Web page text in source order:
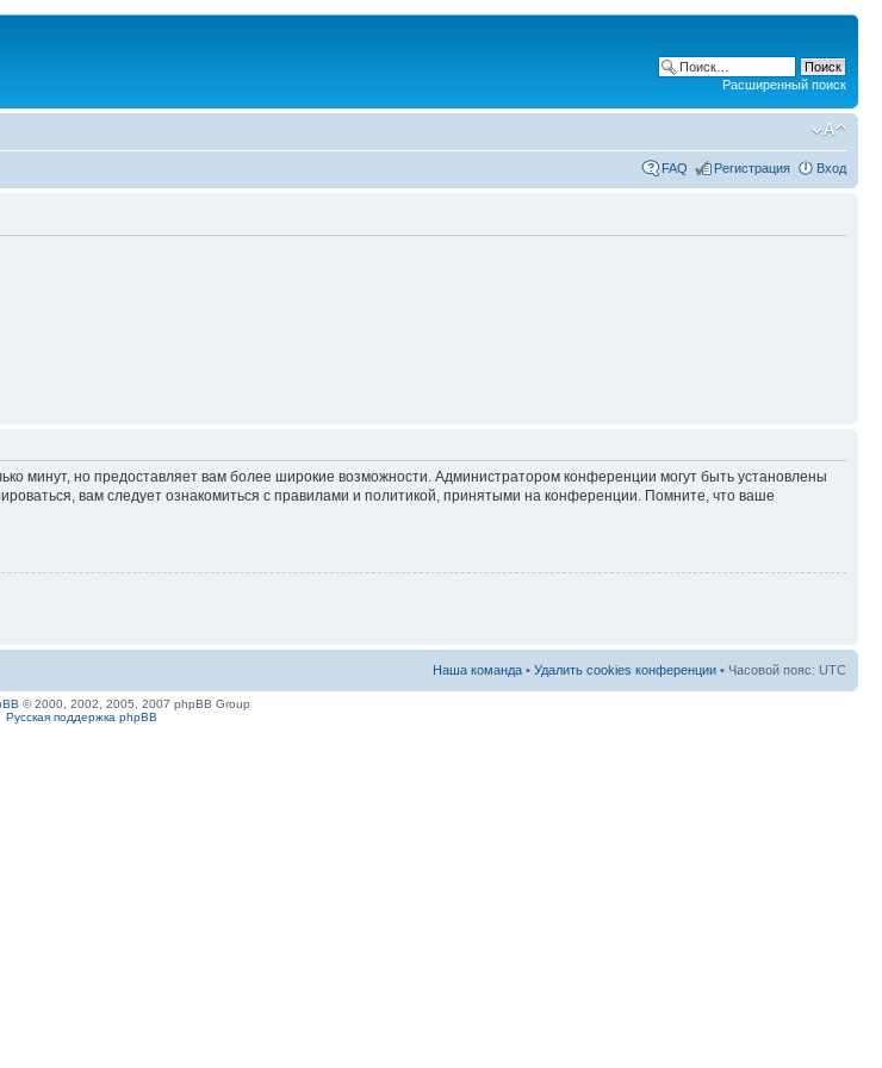
Расширенный поиск
FAQ Регистрация Вход
минут, но предоставляет вам более широкие возможности. Администратором конференции могут быть установлены
вам следует ознакомиться с правилами и политикой, принятыми на конференции. Помните, что ваше
Наша команда • Удалить cookies конференции • Часовой пояс: UTC
© 2000, 2002, 2005, 2007 phpBB Group
Русская поддержка phpBB